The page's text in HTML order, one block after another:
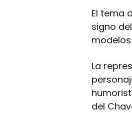
El tema
signo
La
del